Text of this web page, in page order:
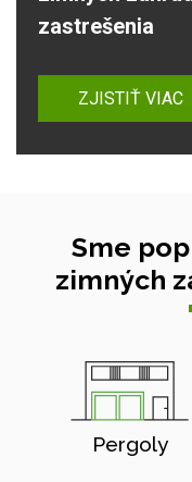
zastrešenia
ZJISTIŤ VIAC
Sme
zimných
Pergoly